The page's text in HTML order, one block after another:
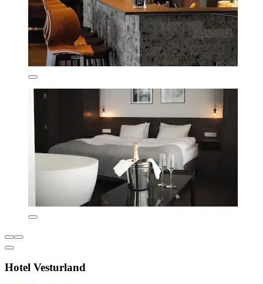
Hotel Vesturland